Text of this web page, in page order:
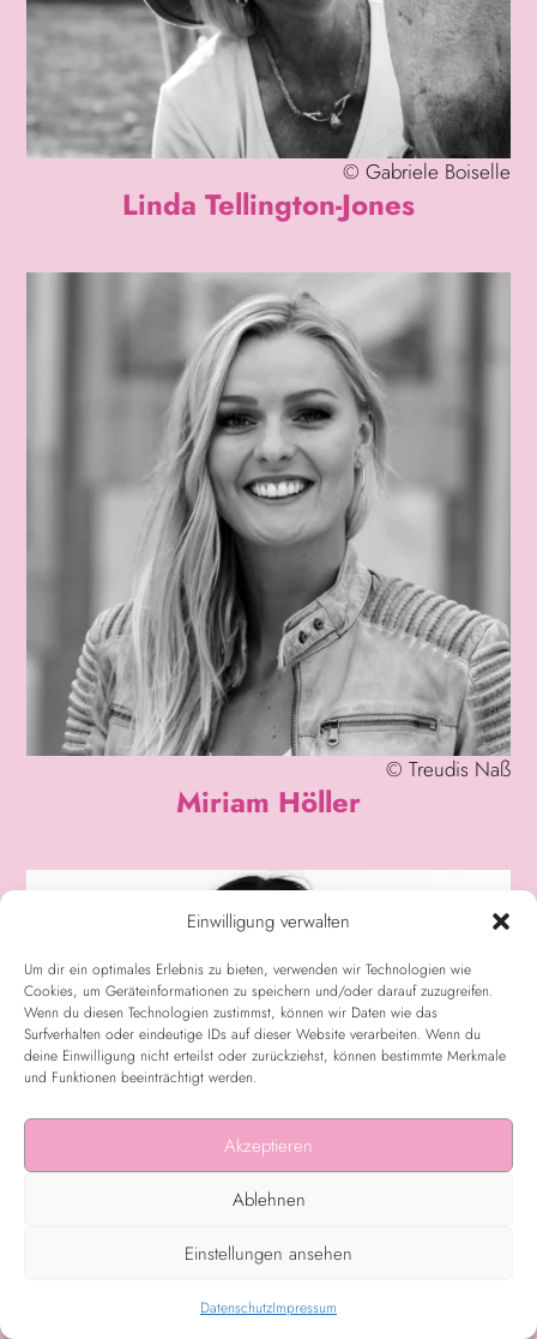
Einwilligung verwalten
Um dir ein optimales Erlebnis zu bieten, verwenden wir Technologien wie
Cookies, um Geräteinformationen zu speichern und/oder darauf zuzugreifen.
Wenn du diesen Technologien zustimmst, können wir Daten wie das
Surfverhalten oder eindeutige IDs auf dieser Website verarbeiten. Wenn du
deine Einwilligung nicht erteilst oder zurückziehst, können bestimmte Merkmale
und Funktionen beeinträchtigt werden.
Akzeptieren
Ablehnen
Einstellungen ansehen
DatenschutzImpressum
© Gabriele Boiselle
Linda Tellington-Jones
© Treudis Naß
Miriam Höller